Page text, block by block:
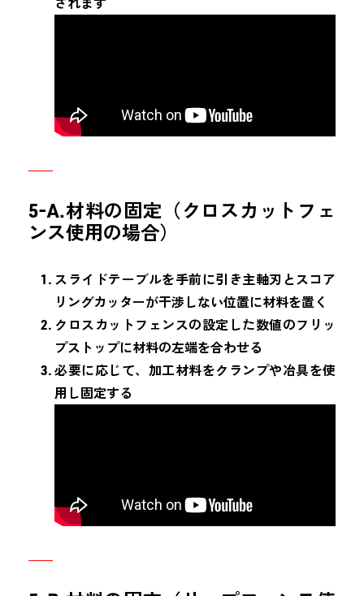
5-A.材料の固定（クロスカットフェ
ンス使用の場合）
スライドテーブルを手前に引き主軸刃とスコア
リングカッターが干渉しない位置に材料を置く
クロスカットフェンスの設定した数値のフリッ
プストップに材料の左端を合わせる
必要に応じて、加工材料をクランプや冶具を使
用し固定する